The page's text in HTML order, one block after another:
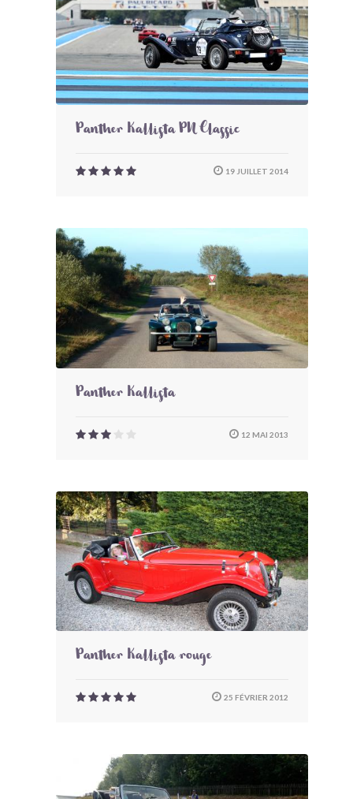
Panther Kallista PN Classic
19 JUILLET 2014
Panther Kallista
12 MAI 2013
Panther Kallista rouge
25 FÉVRIER 2012